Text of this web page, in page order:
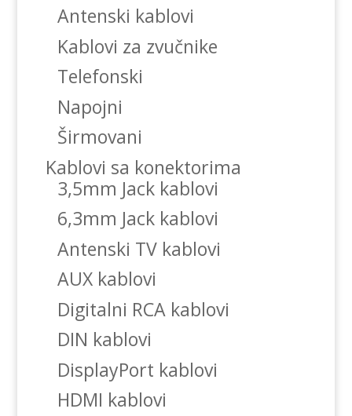
Antenski kablovi
Kablovi za zvučnike
Telefonski
Napojni
Širmovani
Kablovi sa konektorima
3,5mm Jack kablovi
6,3mm Jack kablovi
Antenski TV kablovi
AUX kablovi
Digitalni RCA kablovi
DIN kablovi
DisplayPort kablovi
HDMI kablovi